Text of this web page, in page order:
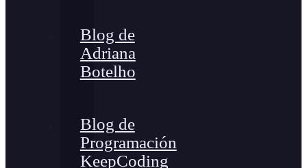
Blog de
Adriana
Botelho
Blog de
Programación
KeepCoding